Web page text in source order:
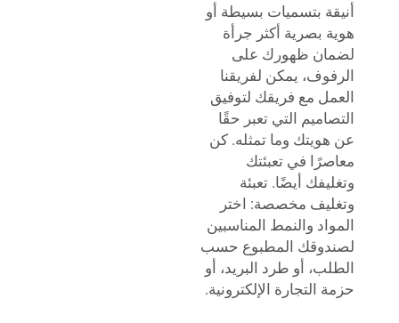
أنيقة بتسميات بسيطة أو
هوية بصرية أكثر جرأة
لضمان ظهورك على
الرفوف، يمكن لفريقنا
العمل مع فريقك لتوفيق
التصاميم التي تعبر حقًا
عن هويتك وما تمثله. كن
معاصرًا في تعبئتك
وتغليفك أيضًا. تعبئة
وتغليف مخصصة: اختر
المواد والنمط المناسبين
لصندوقك المطبوع حسب
الطلب، أو طرد البريد، أو
حزمة التجارة الإلكترونية.